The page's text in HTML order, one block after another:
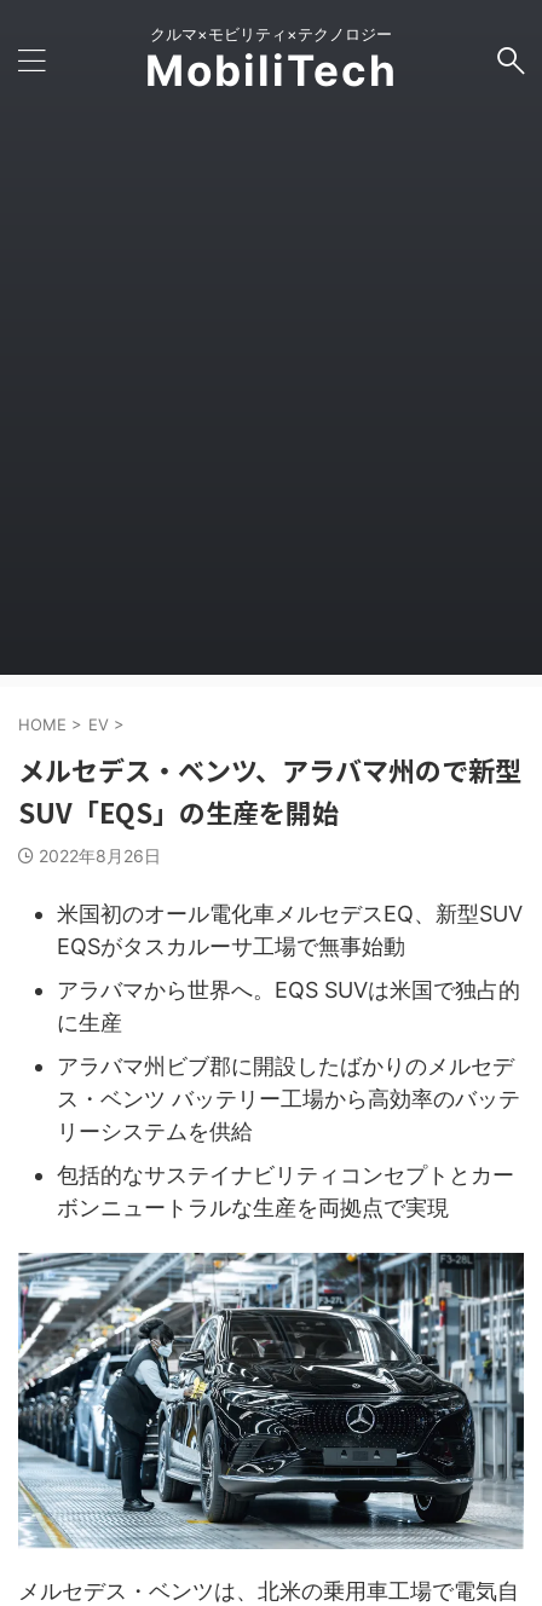
クルマ×モビリティ×テクノロジー
MobiliTech
HOME > EV >
メルセデス・ベンツ、アラバマ州ので新型
SUV「EQS」の生産を開始
2022年8月26日
米国初のオール電化車メルセデスEQ、新型SUV
EQSがタスカルーサ工場で無事始動
アラバマから世界へ。EQS SUVは米国で独占的
に生産
アラバマ州ビブ郡に開設したばかりのメルセデ
ス・ベンツ バッテリー工場から高効率のバッテ
リーシステムを供給
包括的なサステイナビリティコンセプトとカー
ボンニュートラルな生産を両拠点で実現
メルセデス・ベンツは、北米の乗用車工場で電気自